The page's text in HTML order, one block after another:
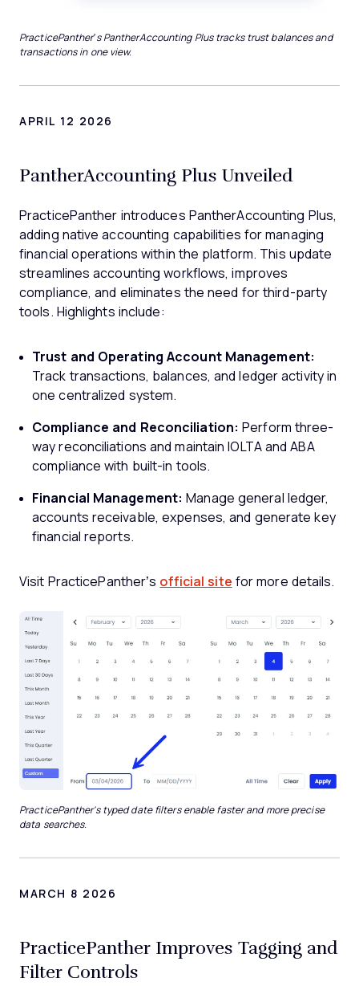
PracticePanther’s PantherAccounting Plus tracks trust balances and
transactions in one view.
APRIL 12 2026
PantherAccounting Plus Unveiled
PracticePanther introduces PantherAccounting Plus,
adding native accounting capabilities for managing
financial operations within the platform. This update
streamlines accounting workflows, improves
compliance, and eliminates the need for third-party
tools. Highlights include:
Trust and Operating Account Management:
Track transactions, balances, and ledger activity in
one centralized system.
Compliance and Reconciliation: Perform three-
way reconciliations and maintain IOLTA and ABA
compliance with built-in tools.
Financial Management: Manage general ledger,
accounts receivable, expenses, and generate key
financial reports.
Visit PracticePanther’s official site for more details.
PracticePanther's typed date filters enable faster and more precise
data searches.
MARCH 8 2026
PracticePanther Improves Tagging and
Filter Controls